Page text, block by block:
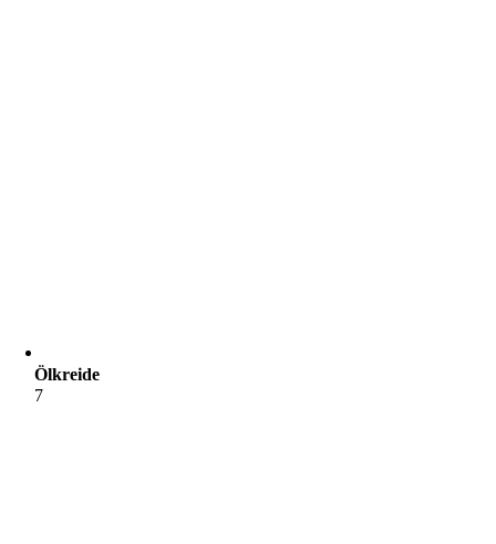
Ölkreide
7